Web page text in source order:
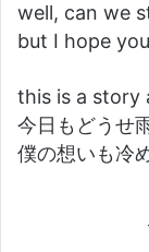
well, can we
but I hope
this is a story
今日もどうせ
僕の想いも冷